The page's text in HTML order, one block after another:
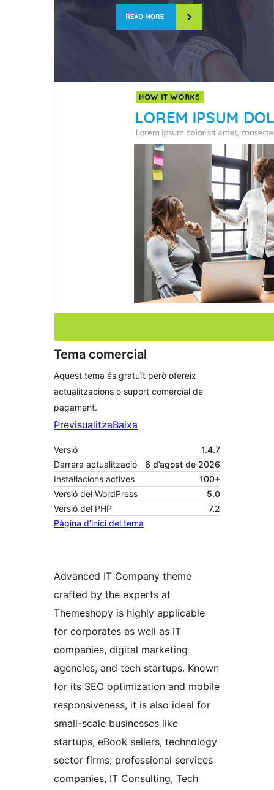
Tema comercial
Aquest tema és gratuït però ofereix
actualitzacions o suport comercial de
pagament.
PrevisualitzaBaixa
Versió
1.4.7
Darrera actualització
6 d’agost de 2026
Instal·lacions actives
100+
Versió del WordPress
5.0
Versió del PHP
7.2
Pàgina d’inici del tema
Advanced IT Company theme
crafted by the experts at
Themeshopy is highly applicable
for corporates as well as IT
companies, digital marketing
agencies, and tech startups. Known
for its SEO optimization and mobile
responsiveness, it is also ideal for
small-scale businesses like
startups, eBook sellers, technology
sector firms, professional services
companies, IT Consulting, Tech